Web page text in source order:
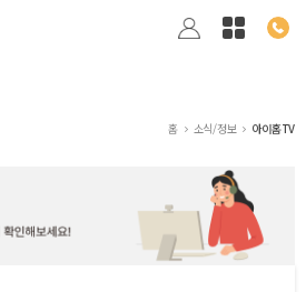
홈 소식/정보 아이홈TV